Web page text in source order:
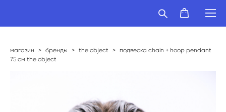
магазин > бренды > the object > подвеска chain + hoop pendant
75 см the object